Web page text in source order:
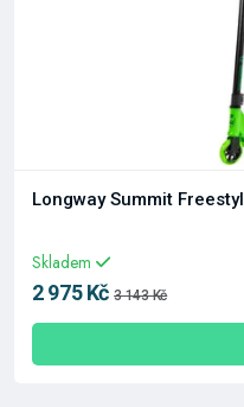
Longway Summit
Skladem
2 975 Kč 3 143 Kč